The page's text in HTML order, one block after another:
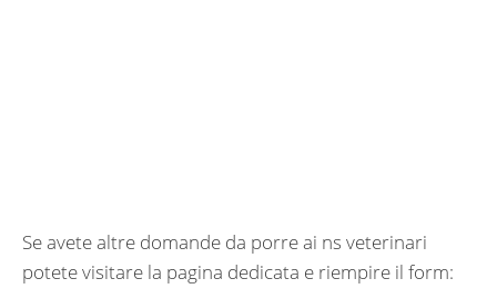
Se avete altre domande da porre ai ns veterinari
potete visitare la pagina dedicata e riempire il form: